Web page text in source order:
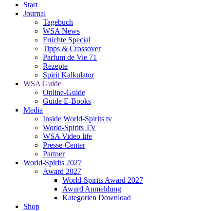
Start
Journal
Tagebuch
WSA News
Früchte Special
Tipps & Crossover
Parfum de Vie 71
Rezepte
Spirit Kalkulator
WSA Guide
Online-Guide
Guide E-Books
Media
Inside World-Spirits tv
World-Spirits TV
WSA Video life
Presse-Center
Partner
World-Spirits 2027
Award 2027
World-Spirits Award 2027
Award Anmeldung
Kategorien Download
Shop